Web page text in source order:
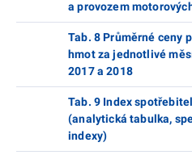
a provozem
Tab. 8 Průměrné ceny
hmot za jednotlivé
2017 a 2018
Tab. 9 Index
(analytická tabulka,
indexy)